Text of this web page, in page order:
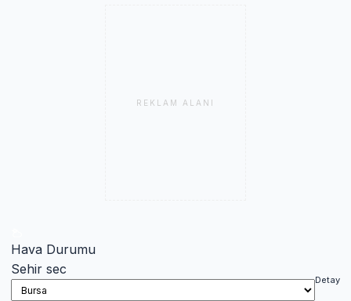
REKLAM ALANI
Hava Durumu
Sehir sec
Detay